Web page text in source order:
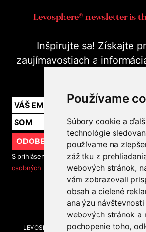
Používame
Súbory cookie a
technológie
používame na
zážitku z
webových stránok,
vám zobrazovali
obsah a cielené
analýzu návštevnosti
webových stránok a
pochopenie toho,
Levosphere® newsletter is
Inšpirujte sa! Získajte
zaujímavostiach a
ODOBERAŤ
S prihlásením na odber noviniek súhlasíte
osobných údajov
SLEDUJTE NÁS
LEVOSPHERE A MÉDIÁ